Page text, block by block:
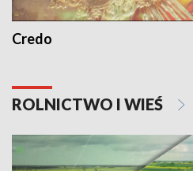
Credo
ROLNICTWO I WIEŚ